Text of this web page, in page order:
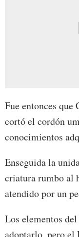
Fue entonces
cortó el cordón
conocimientos
Enseguida la
criatura rumbo al
atendido por un
Los elementos